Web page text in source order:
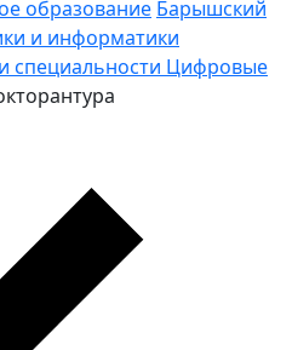
образование Барышский
и информатики
специальности Цифровые